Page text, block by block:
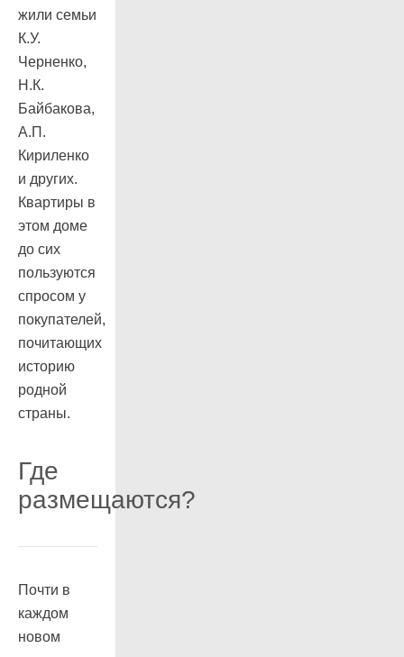
жили семьи
К.У.
Черненко,
Н.К.
Байбакова,
А.П.
Кириленко
и других.
Квартиры в
этом доме
до сих
пользуются
спросом у
покупателей,
почитающих
историю
родной
страны.
Где
размещаются?
Почти в
каждом
новом